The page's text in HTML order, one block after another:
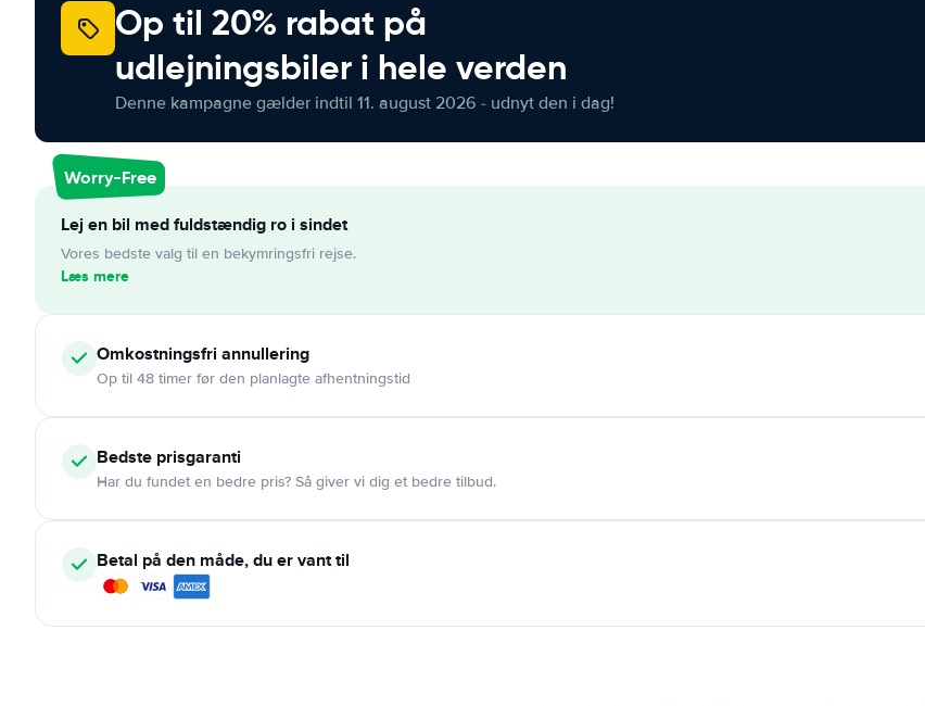
Op til 20% rabat på
udlejningsbiler i hele verden
Denne kampagne gælder indtil 11. august 2026 - udnyt den i dag!
Worry-Free
Lej en bil med fuldstændig ro i sindet
Vores bedste valg til en bekymringsfri rejse.
Læs mere
Omkostningsfri annullering
Op til 48 timer før den planlagte afhentningstid
Bedste prisgaranti
Har du fundet en bedre pris? Så giver vi dig et bedre tilbud.
Betal på den måde, du er vant til